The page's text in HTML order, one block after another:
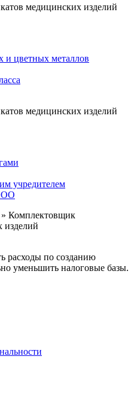
и цветных металлов
учредителем
» Комплектовщик
изделий
расходы по созданию
уменьшить налоговые базы.